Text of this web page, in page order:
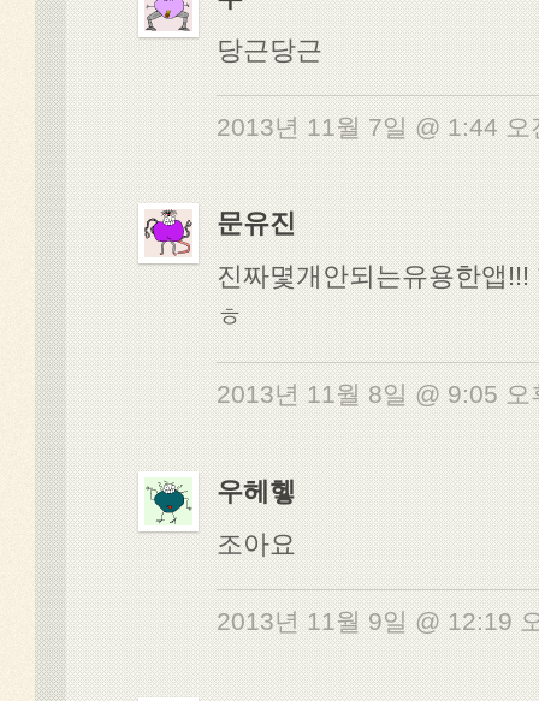
당근당근
2013년 11월 7일 @ 1:44
문유진
진짜몇개안되는유용한앱
ㅎ
2013년 11월 8일 @ 9:05
우헤헿
조아요
2013년 11월 9일 @ 12:19